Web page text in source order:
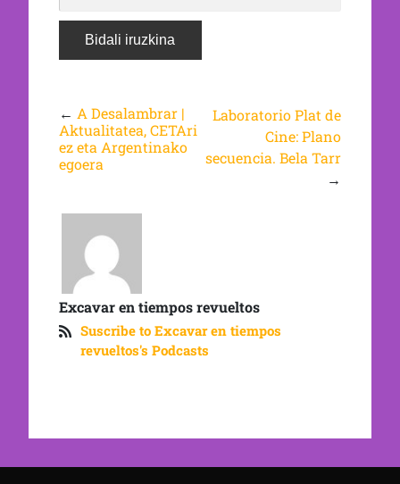
← A Desalambrar |
Aktualitatea, CETAri
ez eta Argentinako
egoera
Laboratorio Plat de
Cine: Plano
secuencia. Bela Tarr
→
Excavar en tiempos revueltos
Suscribe to Excavar en tiempos
revueltos's Podcasts